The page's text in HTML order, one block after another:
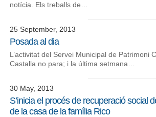
notícia. Els treballs de…
25 September, 2013
Posada al dia
L’activitat del Servei Municipal de Patrimoni
Castalla no para; i la última setmana…
30 May, 2013
S’inicia el procés de recuperació social
de la casa de la família Rico